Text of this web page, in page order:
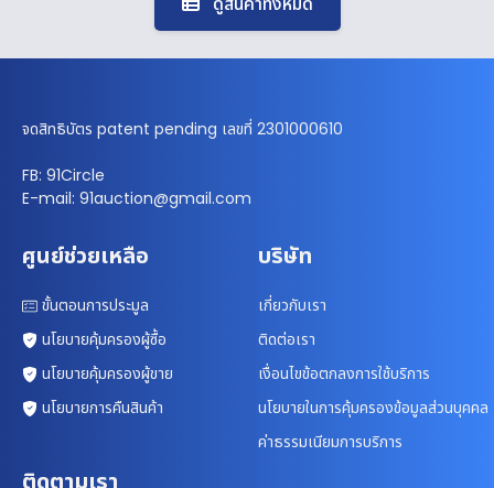
จดสิทธิบัตร patent pending เลขที่ 2301000610
FB: 91Circle
E-mail: 91auction@gmail.com
ศูนย์ช่วยเหลือ
ขั้นตอนการประมูล
นโยบายคุ้มครองผู้ซื้อ
นโยบายคุ้มครองผู้ขาย
นโยบายการคืนสินค้า
บริษัท
เกี่ยวกับเรา
ติดต่อเรา
เงื่อนไขข้อตกลงการใช้บริการ
นโยบายในการคุ้มครองข้อมูลส่วนบุคคล
ค่าธรรมเนียมการบริการ
ติดตามเรา